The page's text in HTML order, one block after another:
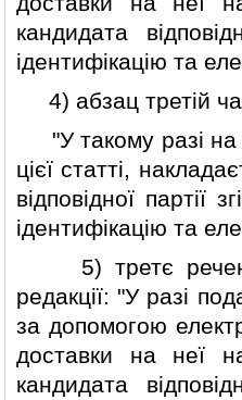
кандидата
iдентифiкацiю та
4) абзац третiй
"У такому разi на
цiєї статтi,
вiдповiдної партiї
iдентифiкацiю та
5) третє
редакцiї: "У разi
за допомогою
доставки на неї
кандидата